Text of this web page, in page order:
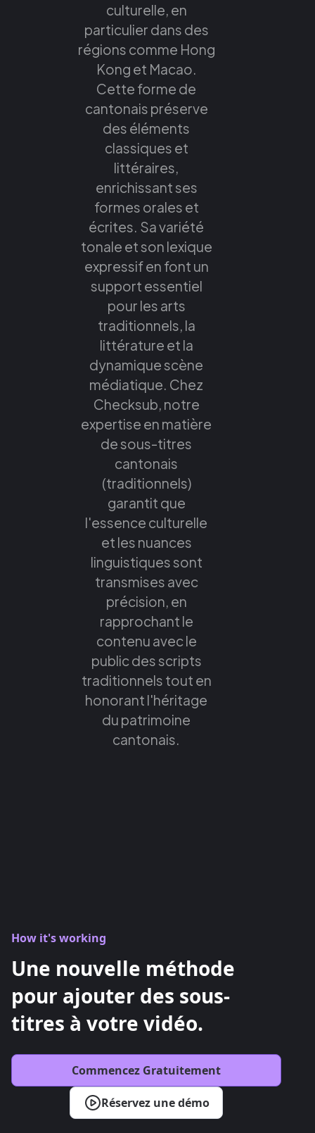
culturelle, en
particulier dans des
régions comme Hong
Kong et Macao.
Cette forme de
cantonais préserve
des éléments
classiques et
littéraires,
enrichissant ses
formes orales et
écrites. Sa variété
tonale et son lexique
expressif en font un
support essentiel
pour les arts
traditionnels, la
littérature et la
dynamique scène
médiatique. Chez
Checksub, notre
expertise en matière
de sous-titres
cantonais
(traditionnels)
garantit que
l'essence culturelle
et les nuances
linguistiques sont
transmises avec
précision, en
rapprochant le
contenu avec le
public des scripts
traditionnels tout en
honorant l'héritage
du patrimoine
cantonais.
How it's working
Une nouvelle méthode
pour ajouter des sous-
titres à votre vidéo.
Réservez une démo
Commencez Gratuitement